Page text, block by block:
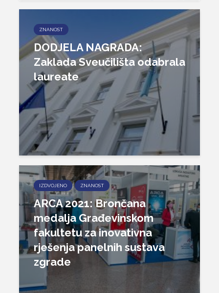
ZNANOST
DODJELA NAGRADA:
Zaklada Sveučilišta odabrala
laureate
IZDVOJENO ZNANOST
ARCA 2021: Brončana
medalja Građevinskom
fakultetu za inovativna
rješenja panelnih sustava
zgrade